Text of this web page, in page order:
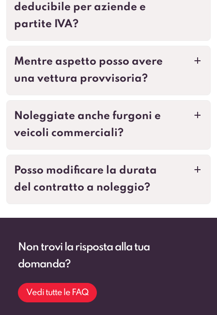
deducibile per aziende e
partite IVA?
a
Mentre aspetto posso avere
una vettura provvisoria?
a
Noleggiate anche furgoni e
veicoli commerciali?
a
Posso modificare la durata
del contratto a noleggio?
Non trovi la risposta alla tua
domanda?
Vedi tutte le FAQ